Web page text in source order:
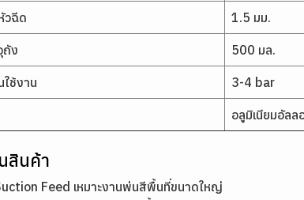
วฉีด 1.5 มม.
ถัง 500 มล.
ช้งาน 3-4 bar
อลูมิเนียมอัลล
สินค้า
Feed เหมาะงานพ่นสีพื้นที่ขนาดใหญ่